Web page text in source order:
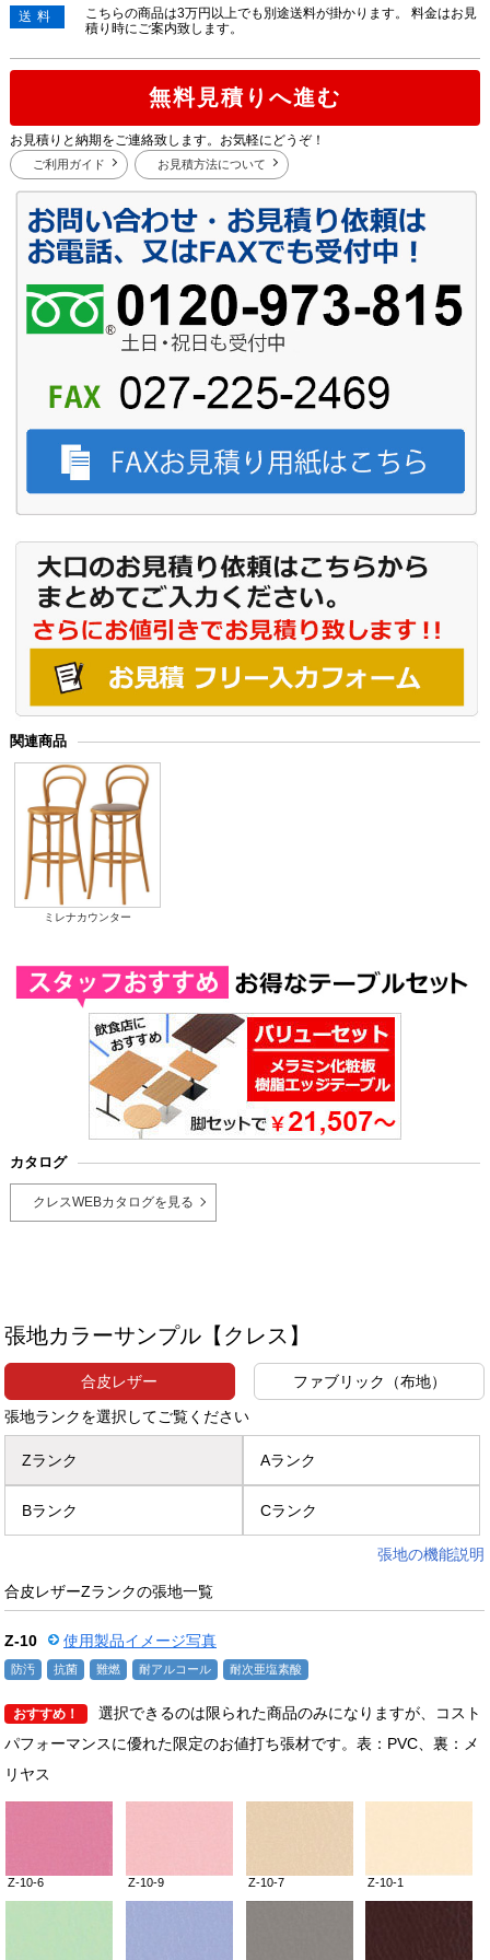
送料
こちらの商品は3万円以上でも別途送料が掛かります。 料金はお見
積り時にご案内致します。
無料見積りへ進む
お見積りと納期をご連絡致します。お気軽にどうぞ！
ご利用ガイド お見積方法について
関連商品
ミレナカウンター
カタログ
クレスWEBカタログを見る